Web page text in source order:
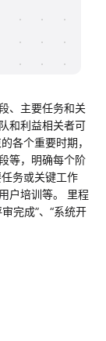
、主要任务和关
和利益相关者可
各个重要时期，
等，明确每个阶
务或关键工作
户培训等。 里程
完成”、“系统开